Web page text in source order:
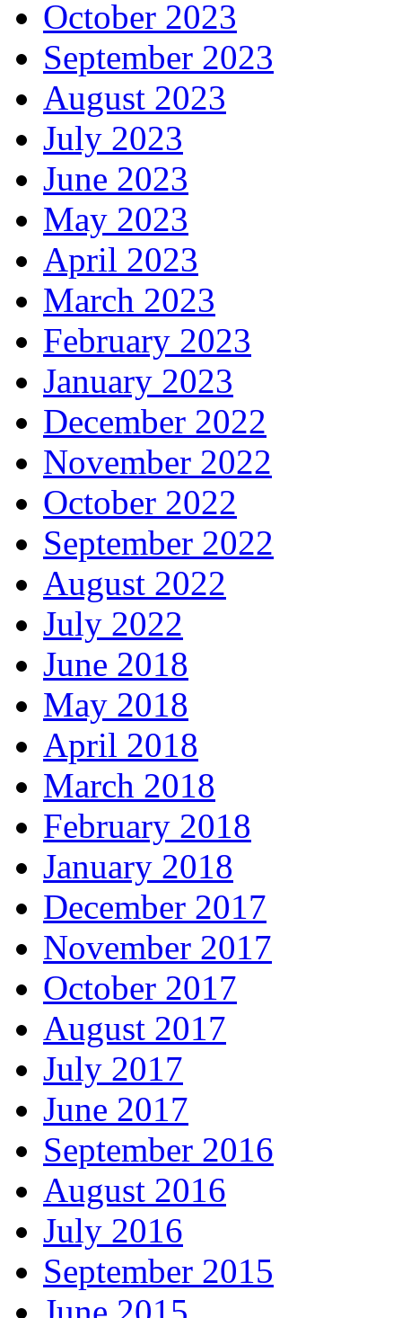
October 2023
September 2023
August 2023
July 2023
June 2023
May 2023
April 2023
March 2023
February 2023
January 2023
December 2022
November 2022
October 2022
September 2022
August 2022
July 2022
June 2018
May 2018
April 2018
March 2018
February 2018
January 2018
December 2017
November 2017
October 2017
August 2017
July 2017
June 2017
September 2016
August 2016
July 2016
September 2015